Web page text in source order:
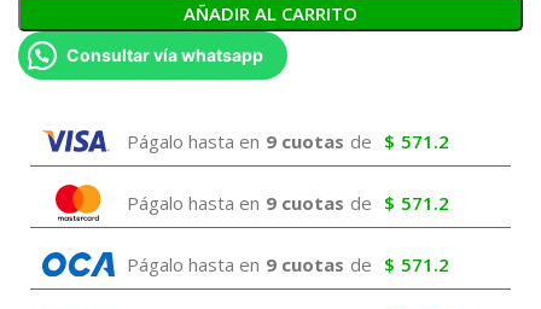
AÑADIR AL CARRITO
Consultar vía whatsapp
Págalo hasta en 9 cuotas de $ 571.2
Págalo hasta en 9 cuotas de $ 571.2
Págalo hasta en 9 cuotas de $ 571.2